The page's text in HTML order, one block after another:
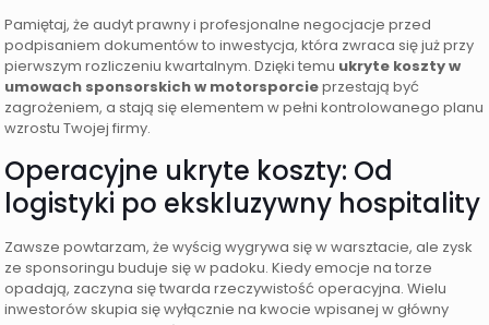
Pamiętaj, że audyt prawny i profesjonalne negocjacje przed
podpisaniem dokumentów to inwestycja, która zwraca się już przy
pierwszym rozliczeniu kwartalnym. Dzięki temu ukryte koszty w
umowach sponsorskich w motorsporcieprzestają być
zagrożeniem, a stają się elementem w pełni kontrolowanego planu
wzrostu Twojej firmy.
Operacyjne ukryte koszty: Od
logistyki po ekskluzywny hospitality
Zawsze powtarzam, że wyścig wygrywa się w warsztacie, ale zysk
ze sponsoringu buduje się w padoku. Kiedy emocje na torze
opadają, zaczyna się twarda rzeczywistość operacyjna. Wielu
inwestorów skupia się wyłącznie na kwocie wpisanej w główny